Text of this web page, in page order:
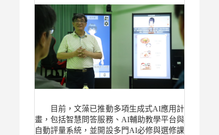
目前，文藻已推動多項生成式AI應用計
畫，包括智慧問答服務、AI輔助教學平台與
自動評量系統，並開設多門AI必修與選修課